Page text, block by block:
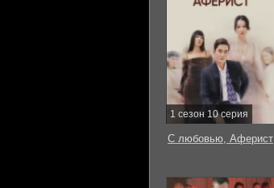
1 сезон 10 серия
С любовью, Аферист